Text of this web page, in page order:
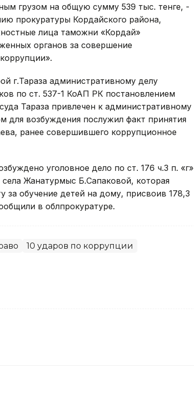
грузом на общую сумму 539 тыс. тенге, -
прокуратуры Кордайского района,
лица таможни «Кордай»
органов за совершение
г.Тараза административному делу
по ст. 537-1 КоАП РК постановлением
Тараза привлечен к административному
для возбуждения послужил факт принятия
ранее совершившего коррупционное
уголовное дело по ст. 176 ч.3 п. «г»
Жанатурмыс Б.Сапаковой, которая
за обучение детей на дому, присвоив 178,3
в облпрокуратуре.
10 ударов по коррупции